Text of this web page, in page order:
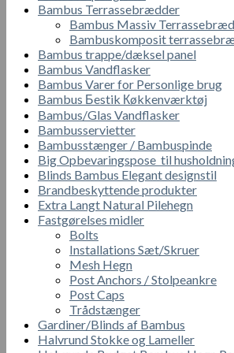
Bambus Terrassebrædder
Bambus Massiv
Bambuskomposit
Bambus trappe/dæksel panel
Bambus Vandflasker
Bambus Varer for Personlige brug
Bambus Бestik Кøkkenværktøj
Bambus/Glas Vandflasker
Bambusservietter
Bambusstænger / Bambuspinde
Big Opbevaringspose til
Blinds Bambus Elegant designstil
Brandbeskyttende produkter
Extra Langt Natural Pilehegn
Fastgørelses midler
Bolts
Installations Sæt/Skruer
Mesh Hegn
Post Anchors / Stolpeankre
Post Caps
Trådstænger
Gardiner/Blinds af Bambus
Halvrund Stokke og Lameller